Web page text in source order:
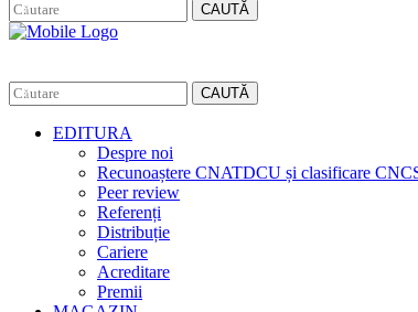
CAUTĂ
CAUTĂ
EDITURA
Despre noi
Recunoaștere CNATDCU și clasificare
Peer review
Referenți
Distribuție
Cariere
Acreditare
Premii